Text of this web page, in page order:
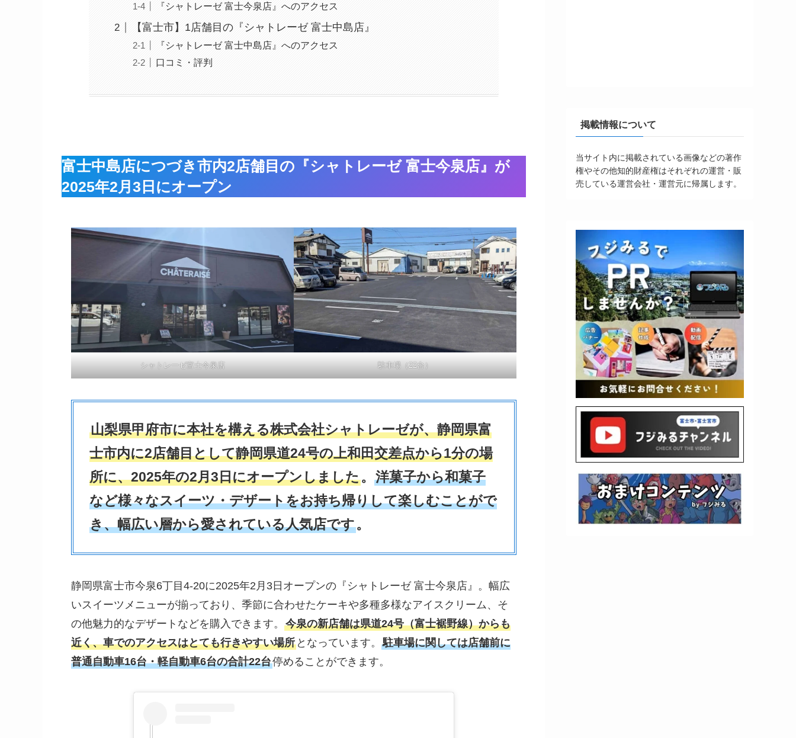
『シャトレーゼ 富士今泉店』へのアクセス
【富士市】1店舗目の『シャトレーゼ 富士中島店』
『シャトレーゼ 富士中島店』へのアクセス
口コミ・評判
富士中島店につづき市内2店舗目の『シャトレーゼ 富士今泉店』が
2025年2月3日にオープン
シャトレーゼ富士今泉店 駐車場（22台）
山梨県甲府市に本社を構える株式会社シャトレーゼが、静岡県富
士市内に2店舗目として静岡県道24号の上和田交差点から1分の場
所に、2025年の2月3日にオープンしました。 洋菓子から和菓子
など様々なスイーツ・デザートをお持ち帰りして楽しむことがで
き、幅広い層から愛されている人気店です。
静岡県富士市今泉6丁目4-20に2025年2月3日オープンの『シャトレーゼ 富士今泉店』。幅広
いスイーツメニューが揃っており、季節に合わせたケーキや多種多様なアイスクリーム、そ
の他魅力的なデザートなどを購入できます。 今泉の新店舗は県道24号（富士裾野線）からも
近く、車でのアクセスはとても行きやすい場所 となっています。 駐車場に関しては店舗前に
普通自動車16台・軽自動車6台の合計22台停めることができます。
掲載情報について
当サイト内に掲載されている画像などの著作
権やその他知的財産権はそれぞれの運営・販
売している運営会社・運営元に帰属します。